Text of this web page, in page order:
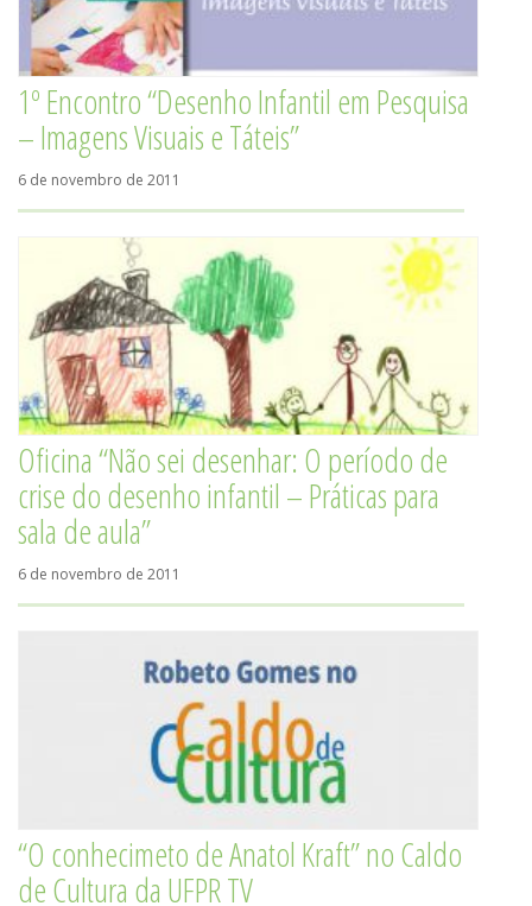
1º Encontro “Desenho Infantil em Pesquisa
– Imagens Visuais e Táteis”
6 de novembro de 2011
Oficina “Não sei desenhar: O período de
crise do desenho infantil – Práticas para
sala de aula”
6 de novembro de 2011
“O conhecimeto de Anatol Kraft” no Caldo
de Cultura da UFPR TV